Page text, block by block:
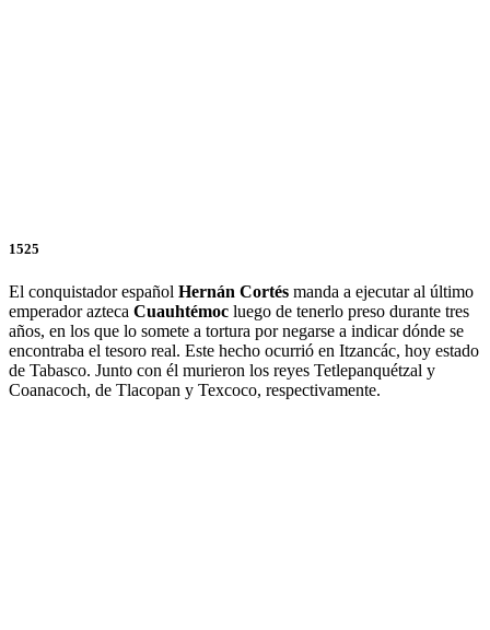
1525
El conquistador español Hernán Cortés manda a ejecutar al último
emperador azteca Cuauhtémoc luego de tenerlo preso durante tres
años, en los que lo somete a tortura por negarse a indicar dónde se
encontraba el tesoro real. Este hecho ocurrió en Itzancác, hoy estado
de Tabasco. Junto con él murieron los reyes Tetlepanquétzal y
Coanacoch, de Tlacopan y Texcoco, respectivamente.